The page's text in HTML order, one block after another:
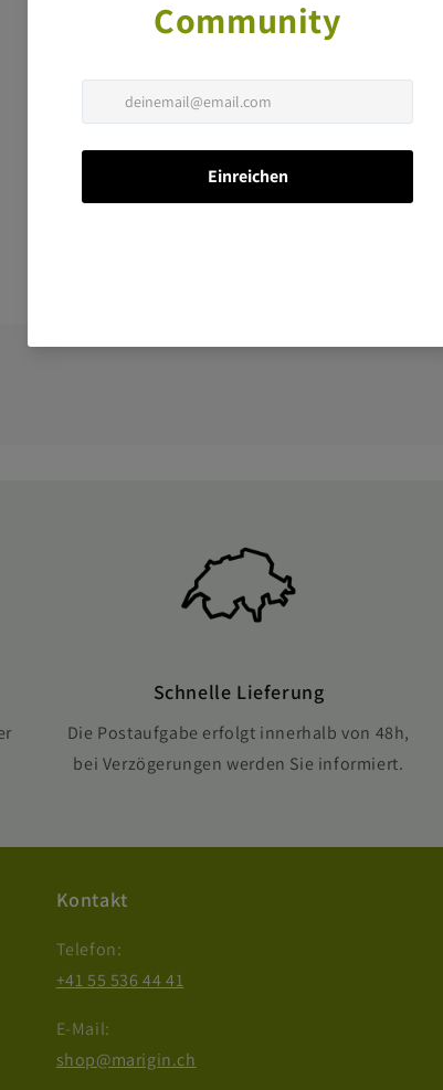
1 Bewertung
Schnelle Lieferung
Die Postaufgabe erfolgt innerhalb von 48h,
bei Verzögerungen werden Sie informiert.
Kontakt
Telefon:
+41 55 536 44 41
E-Mail:
shop@marigin.ch